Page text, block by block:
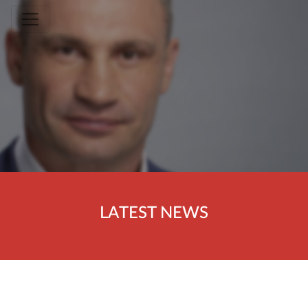
Toggle navigation
LATEST NEWS